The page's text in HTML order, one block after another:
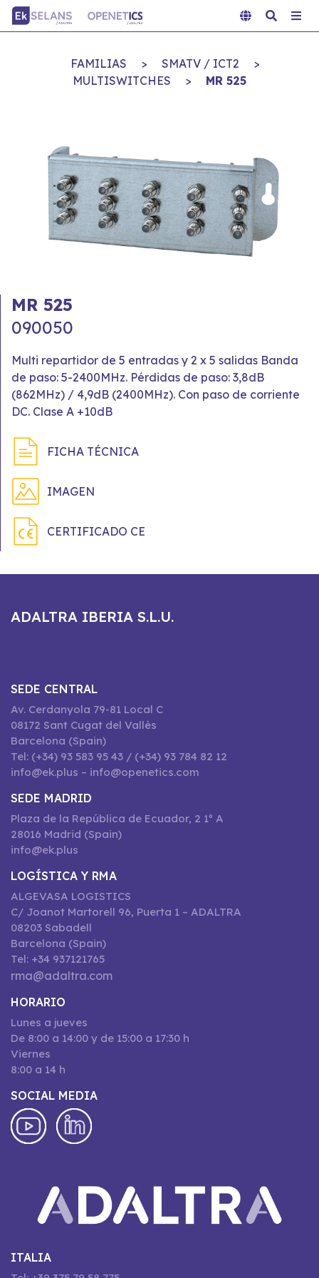
FAMILIAS > SMATV / ICT2
>
MULTISWITCHES
> MR 525
MR 525
090050
Multi repartidor de 5 entradas y 2 x 5 salidas Banda
de paso: 5-2400MHz. Pérdidas de paso: 3,8dB
(862MHz) / 4,9dB (2400MHz). Con paso de corriente
DC. Clase A +10dB
FICHA TÉCNICA
IMAGEN
CERTIFICADO CE
ADALTRA IBERIA S.L.U.
SEDE CENTRAL
Av. Cerdanyola 79-81 Local C
08172 Sant Cugat del Vallès
Barcelona (Spain)
Tel: (+34) 93 583 95 43 / (+34) 93 784 82 12
info@ek.plus – info@openetics.com
SEDE MADRID
Plaza de la República de Ecuador, 2 1º A
28016 Madrid (Spain)
info@ek.plus
LOGÍSTICA Y RMA
ALGEVASA LOGISTICS
C/ Joanot Martorell 96, Puerta 1 – ADALTRA
08203 Sabadell
Barcelona (Spain)
Tel: +34 937121765
rma@adaltra.com
HORARIO
Lunes a jueves
De 8:00 a 14:00 y de 15:00 a 17:30 h
Viernes
8:00 a 14 h
SOCIAL MEDIA
ITALIA